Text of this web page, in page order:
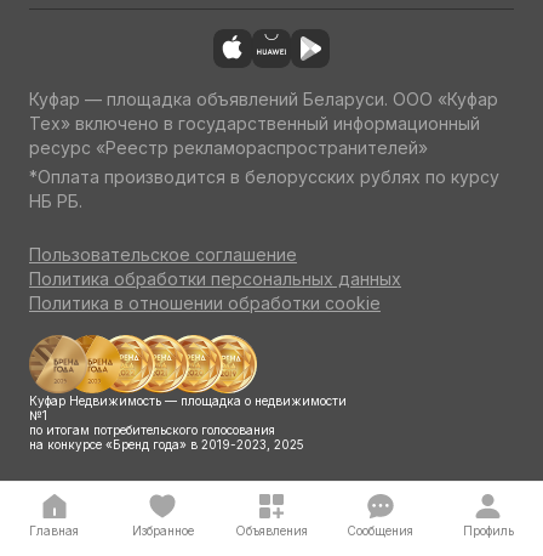
Главная Избранное Объявления Сообщения Профиль
Куфар — площадка объявлений Беларуси. ООО «Куфар
Тех» включено в государственный информационный
ресурс «Реестр рекламораспространителей»
*Оплата производится в белорусских рублях по курсу
НБ РБ.
Пользовательское соглашение
Политика обработки персональных данных
Политика в отношении обработки cookie
Куфар Недвижимость — площадка о недвижимости
№1
по итогам потребительского голосования
на конкурсе «Бренд года» в 2019-2023, 2025